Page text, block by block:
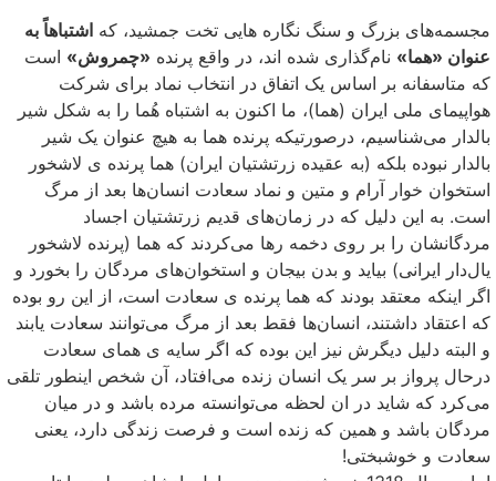
مجسمه‌های بزرگ و سنگ نگاره هایی تخت جمشید، که اشتباهاً به
عنوان «هما» نام‌گذاری شده اند، در واقع پرنده «چمروش» است
که متاسفانه بر اساس یک اتفاق در انتخاب نماد برای شرکت
هواپیمای ملی ایران (هما)، ما اکنون به اشتباه هُما را به شکل شیر
بالدار می‌شناسیم، درصورتیکه پرنده هما به هیچ عنوان یک شیر
بالدار نبوده بلکه (به عقیده زرتشتیان ایران) هما پرنده ی لاشخور
استخوان خوار آرام و متین و نماد سعادت انسان‌ها بعد از مرگ
است. به این دلیل که در زمان‌های قدیم زرتشتیان اجساد
مردگانشان را بر روی دخمه رها می‌کردند که هما (پرنده لاشخور
یال‌دار ایرانی) بیاید و بدن بیجان و استخوان‌های مردگان را بخورد و
اگر اینکه معتقد بودند که هما پرنده ی سعادت است، از این رو بوده
که اعتقاد داشتند، انسان‌ها فقط بعد از مرگ می‌توانند سعادت یابند
و البته دلیل دیگرش نیز این بوده که اگر سایه ی همای سعادت
درحال پرواز بر سر یک انسان زنده می‌افتاد، آن شخص اینطور تلقی
می‌کرد که شاید در ان لحظه می‌توانسته مرده باشد و در میان
مردگان باشد و همین که زنده است و فرصت زندگی دارد، یعنی
سعادت و خوشبختی!